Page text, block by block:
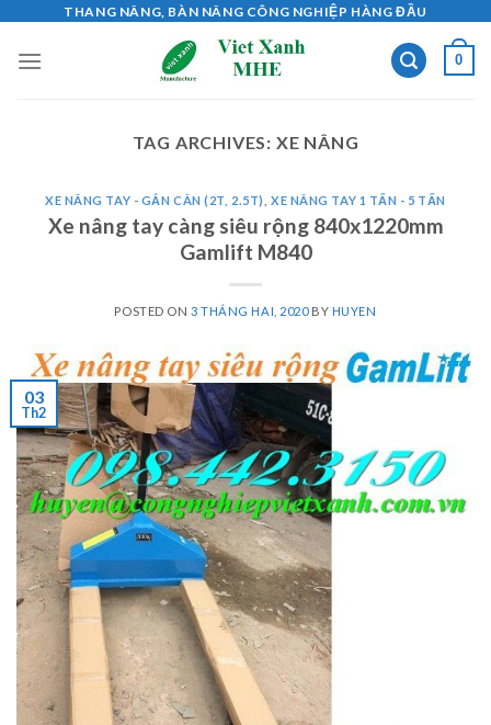
content
THANG NÂNG, BÀN NÂNG CÔNG NGHIỆP HÀNG ĐẦU
0
TAG ARCHIVES: XE NÂNG
XE NÂNG TAY - GẮN CÂN (2T, 2.5T) ,XE NÂNG TAY 1 TẤN - 5 TẤN
Xe nâng tay càng siêu rộng 840x1220mm
Gamlift M840
POSTED ON 3 THÁNG HAI, 2020BY HUYEN
03
Th2